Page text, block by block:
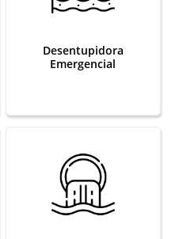
Desentupidora
Emergencial